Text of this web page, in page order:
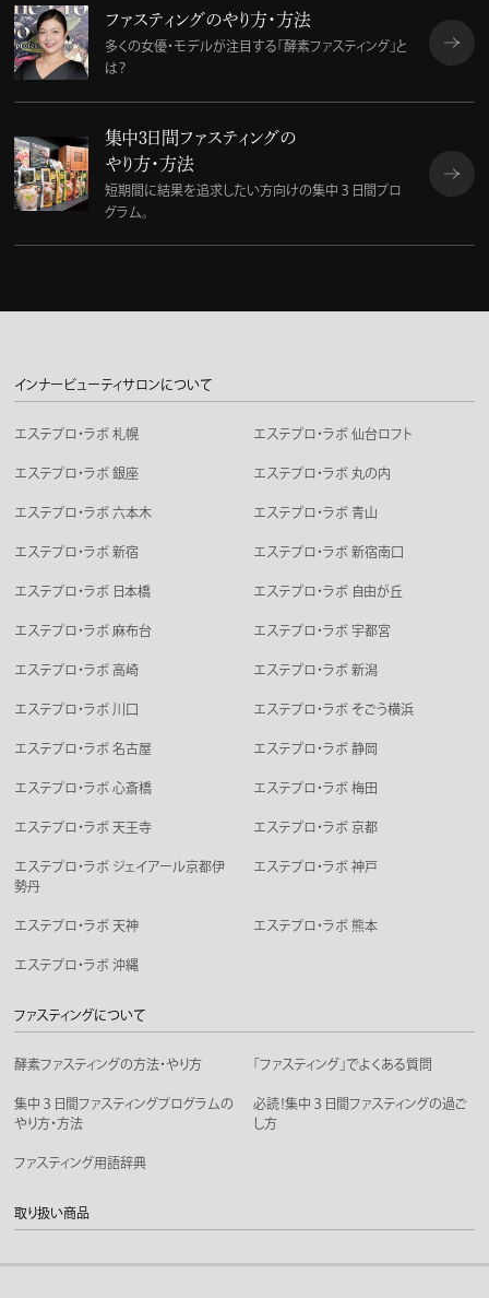
ファスティングのやり方・方法
多くの女優・モデルが注目する「酵素ファスティング」と
は？
集中３日間ファスティングの
やり方・方法
短期間に結果を追求したい方向けの集中３日間プロ
グラム。
インナービューティサロンについて
エステプロ・ラボ 札幌 エステプロ・ラボ 仙台ロフト
エステプロ・ラボ 銀座 エステプロ・ラボ 丸の内
エステプロ・ラボ 六本木 エステプロ・ラボ 青山
エステプロ・ラボ 新宿 エステプロ・ラボ 新宿南口
エステプロ・ラボ 日本橋 エステプロ・ラボ 自由が丘
エステプロ・ラボ 麻布台 エステプロ・ラボ 宇都宮
エステプロ・ラボ 高崎 エステプロ・ラボ 新潟
エステプロ・ラボ 川口 エステプロ・ラボ そごう横浜
エステプロ・ラボ 名古屋 エステプロ・ラボ 静岡
エステプロ・ラボ 心斎橋 エステプロ・ラボ 梅田
エステプロ・ラボ 天王寺 エステプロ・ラボ 京都
エステプロ・ラボ ジェイアール京都伊
勢丹
エステプロ・ラボ 神戸
エステプロ・ラボ 天神 エステプロ・ラボ 熊本
エステプロ・ラボ 沖縄
ファスティングについて
酵素ファスティングの方法・やり方 「ファスティング」でよくある質問
集中３日間ファスティングプログラムの
やり方・方法
必読！集中３日間ファスティングの過ご
し方
ファスティング用語辞典
取り扱い商品